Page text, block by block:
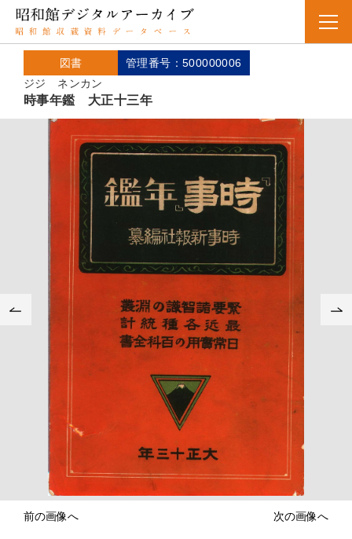
図書
ジジ ネンカン
管理番号：500000006
時事年鑑 大正十三年
前の画像へ 次の画像へ